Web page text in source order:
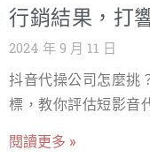
行銷結果，打
2024 年 9 月 11 日
抖音代操公司怎麼挑
標，教你評估短影音
閱讀更多 »